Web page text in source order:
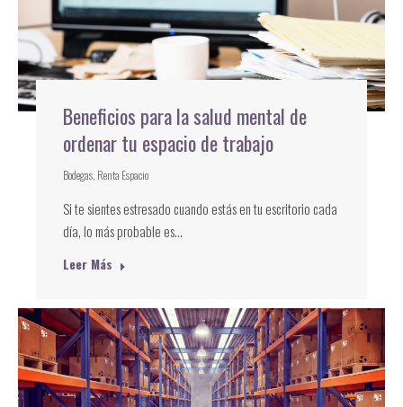
Beneficios para la salud mental de
ordenar tu espacio de trabajo
Bodegas Renta Espacio
Si te sientes estresado cuando estás en tu escritorio cada
día, lo más probable es…
Leer Más